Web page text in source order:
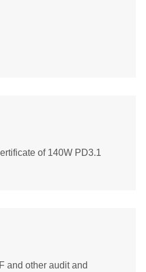
of 140W PD3.1
and other audit and